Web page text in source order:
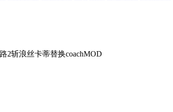
2斩浪丝卡蒂替换coachMOD